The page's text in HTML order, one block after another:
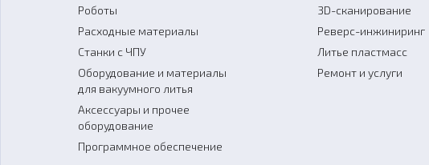
Роботы
Расходные материалы
Станки с ЧПУ
Оборудование и материалы
для вакуумного литья
Аксессуары и прочее
оборудование
Программное обеспечение
3D-сканирование
Реверс-инжиниринг
Литье пластмасс
Ремонт и услуги